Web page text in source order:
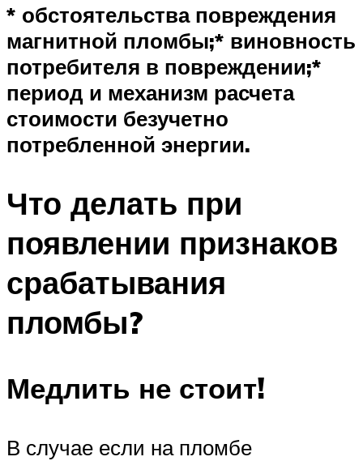
* обстоятельства повреждения
магнитной пломбы;* виновность
потребителя в повреждении;*
период и механизм расчета
стоимости безучетно
потребленной энергии.
Что делать при
появлении признаков
срабатывания
пломбы?
Медлить не стоит!
В случае если на пломбе